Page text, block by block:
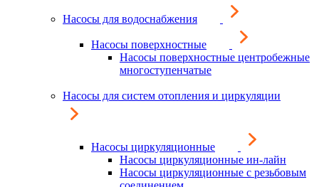
Насосы для водоснабжения
Насосы поверхностные
Насосы поверхностные центробежные
многоступенчатые
Насосы для систем отопления и циркуляции
Насосы циркуляционные
Насосы циркуляционные ин-лайн
Насосы циркуляционные с резьбовым